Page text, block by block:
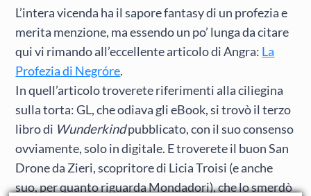
L’intera vicenda ha il sapore fantasy di un profezia e
merita menzione, ma essendo un po’ lunga da citare
qui vi rimando all’eccellente articolo di Angra: La
Profezia di Negróre.
In quell’articolo troverete riferimenti alla ciliegina
sulla torta: GL, che odiava gli eBook, si trovò il terzo
libro di Wunderkindpubblicato, con il suo consenso
ovviamente, solo in digitale. E troverete il buon San
Drone da Zieri, scopritore di Licia Troisi (e anche
suo, per quanto riguarda Mondadori), che lo smerdò